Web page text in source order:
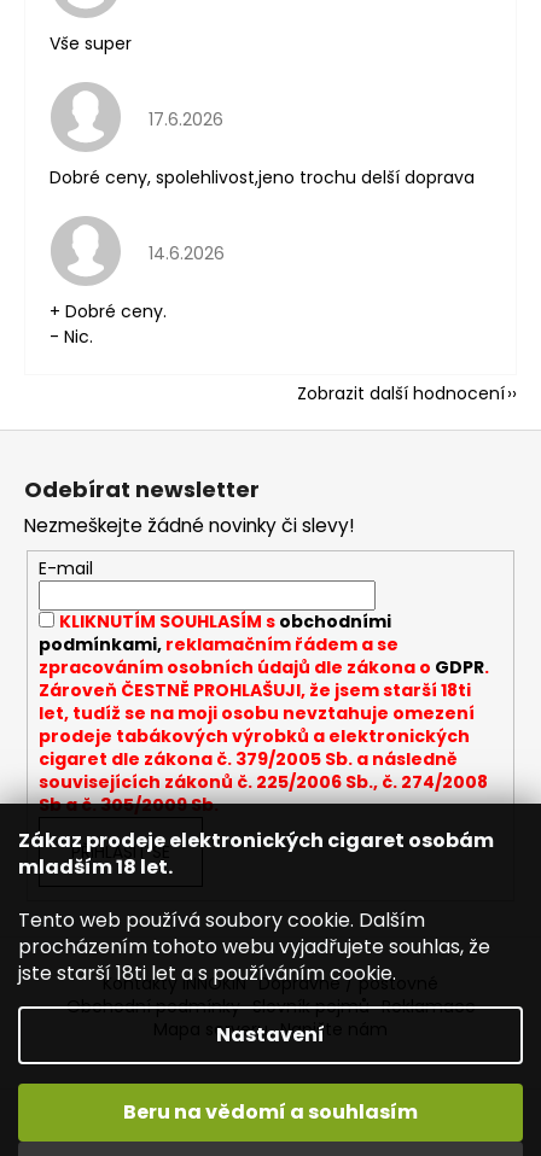
Zákaz prodeje elektronických cigaret osobám
mladším 18 let.
Tento web používá soubory cookie. Dalším
procházením tohoto webu vyjadřujete souhlas, že
jste starší 18ti let a s používáním cookie.
Nastavení
Beru na vědomí a souhlasím
Vítejte ve světě INNOKIN. Nabízíme Vám to nejlepší ze světa
Vše super
Hodnocení obchodu je 5 z 5 hvězdiček.
17.6.2026
Dobré ceny, spolehlivost,jeno trochu delší doprava
Hodnocení obchodu je 5 z 5 hvězdiček.
14.6.2026
+ Dobré ceny.
- Nic.
Zobrazit další hodnocení
Odebírat newsletter
Nezmeškejte žádné novinky či slevy!
E-mail
KLIKNUTÍM SOUHLASÍM s obchodními
podmínkami,reklamačním řádem a se
zpracováním osobních údajů dle zákona o GDPR.
Zároveň ČESTNĚ PROHLAŠUJI, že jsem starší 18ti
let, tudíž se na moji osobu nevztahuje omezení
prodeje tabákových výrobků a elektronických
cigaret dle zákona č. 379/2005 Sb. a následně
souvisejících zákonů č. 225/2006 Sb., č. 274/2008
Sb a č. 305/2009 Sb.
PŘIHLÁSIT SE
Kontakty INNOKIN Dopravné / poštovné
Obchodní podmínky Slovník pojmů Reklamace
Mapa serveru Napište nám
Vytvořil Shoptet
Copyright 2026INNOKIN - Specialista na e-cigarety.